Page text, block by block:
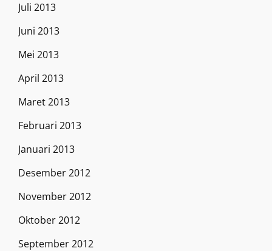
Juli 2013
Juni 2013
Mei 2013
April 2013
Maret 2013
Februari 2013
Januari 2013
Desember 2012
November 2012
Oktober 2012
September 2012